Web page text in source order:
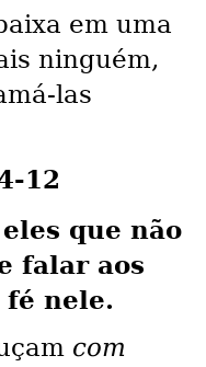
em uma
ninguém,
las
12
que não
falar aos
fé nele.
com